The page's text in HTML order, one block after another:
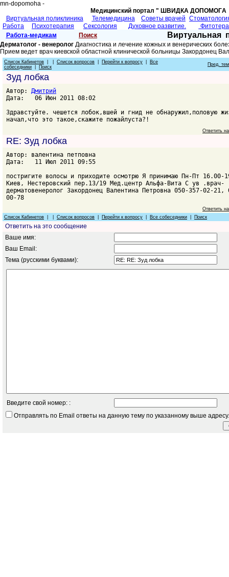
mn-dopomoha -
Медицинский портал " ШВИДКА
Виртуальная поликлиника
Телемедицина Советы врачей
Работа
Психотерапия Сексология Духовное развитие.
Работа-медикам
Поиск Виртуальная
Дерматолог - венеролог Диагностика и лечение кожных и венерических
Прием ведет врач киевской областной клинической больницы Закордонец
Список Кабинетов Список вопросов Перейти к вопросу
Все
собеседники
Поиск Пред.
Зуд лобка
Автор: Дмитрий
Дата: 06 Июн 2011 08:02
Здравстуйте. чешется лобок,вшей и гнид не обнаружил,половую
начал,что это такое,скажите пожайлуста?!
Ответить
RE: Зуд лобка
Автор: валентина петповна
Дата: 11 Июл 2011 09:55
постригите волосы и приходите осмотрю Я принимаю Пн-Пт 16.00-
Киев, Нестеровский пер.13/19 Мед.центр Альфа-Вита С ув .врач-
дерматовенеролог Закордонец Валентина Петровна 050-357-02-21,
00-78
Ответить
Список Кабинетов
Список вопросов Перейти к вопросу Все собеседники Поиск
Ответить на это сообщение
Ваше имя:
Ваш Email:
Тема (русскими буквами):
Введите свой номер: :
Отправлять по Email ответы на данную тему по указанному выше адресу.